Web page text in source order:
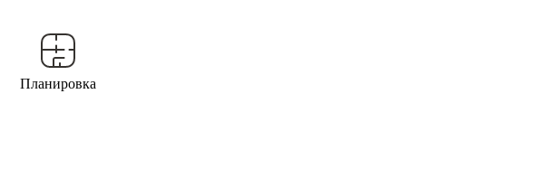
Планировка